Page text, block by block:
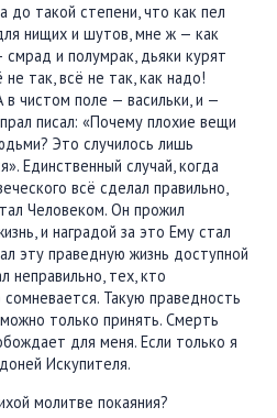
до такой степени, что как пел
нищих и шутов, мне ж — как
и полумрак, дьяки курят
так, всё не так, как надо!
чистом поле — васильки, и —
писал: «Почему плохие вещи
Это случилось лишь
Единственный случай, когда
всё сделал правильно,
Человеком. Он прожил
и наградой за это Ему стал
эту праведную жизнь доступной
неправильно, тех, кто
Такую праведность
только принять. Смерть
для меня. Если только я
Искупителя.
молитве покаяния?